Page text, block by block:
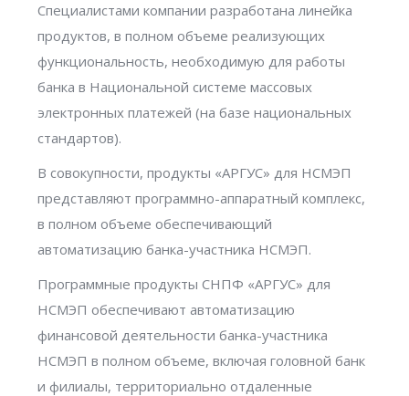
Специалистами компании разработана линейка
продуктов, в полном объеме реализующих
функциональность, необходимую для работы
банка в Национальной системе массовых
электронных платежей (на базе национальных
стандартов).
В совокупности, продукты «АРГУС» для НСМЭП
представляют программно-аппаратный комплекс,
в полном объеме обеспечивающий
автоматизацию банка-участника НСМЭП.
Программные продукты СНПФ «АРГУС» для
НСМЭП обеспечивают автоматизацию
финансовой деятельности банка-участника
НСМЭП в полном объеме, включая головной банк
и филиалы, территориально отдаленные